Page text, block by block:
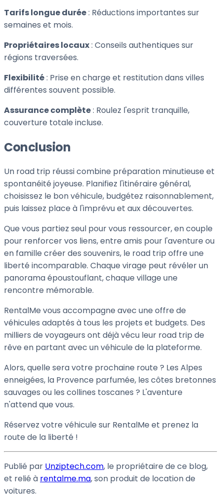
Tarifs longue durée: Réductions importantes sur
semaines et mois.
Propriétaires locaux: Conseils authentiques sur
régions traversées.
Flexibilité: Prise en charge et restitution dans villes
différentes souvent possible.
Assurance complète: Roulez l'esprit tranquille,
couverture totale incluse.
Conclusion
Un road trip réussi combine préparation minutieuse et
spontanéité joyeuse. Planifiez l'itinéraire général,
choisissez le bon véhicule, budgétez raisonnablement,
puis laissez place à l'imprévu et aux découvertes.
Que vous partiez seul pour vous ressourcer, en couple
pour renforcer vos liens, entre amis pour l'aventure ou
en famille créer des souvenirs, le road trip offre une
liberté incomparable. Chaque virage peut révéler un
panorama époustouflant, chaque village une
rencontre mémorable.
RentalMe vous accompagne avec une offre de
véhicules adaptés à tous les projets et budgets. Des
milliers de voyageurs ont déjà vécu leur road trip de
rêve en partant avec un véhicule de la plateforme.
Alors, quelle sera votre prochaine route ? Les Alpes
enneigées, la Provence parfumée, les côtes bretonnes
sauvages ou les collines toscanes ? L'aventure
n'attend que vous.
Réservez votre véhicule sur RentalMe et prenez la
route de la liberté !
Publié par Unziptech.com, le propriétaire de ce blog,
et relié à rentalme.ma, son produit de location de
voitures.